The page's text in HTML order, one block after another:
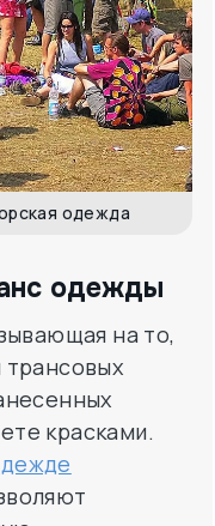
одежда
одежды
на то,
красками.